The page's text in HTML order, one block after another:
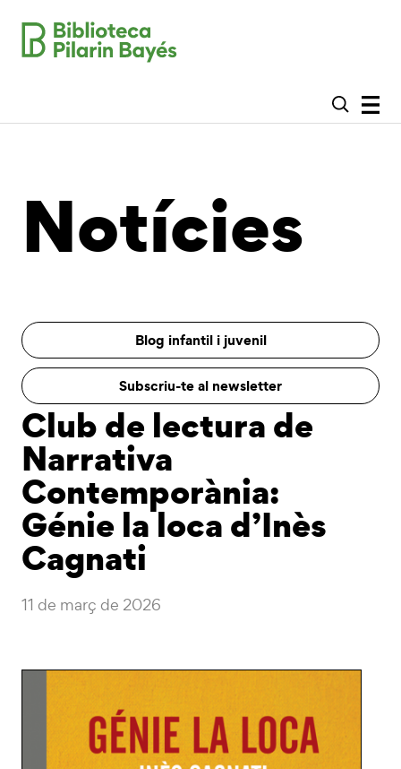
Notícies
Blog infantil i juvenil
Subscriu-te al newsletter
Club de lectura de
Narrativa
Contemporània:
Génie la loca d’Inès
Cagnati
11 de març de 2026